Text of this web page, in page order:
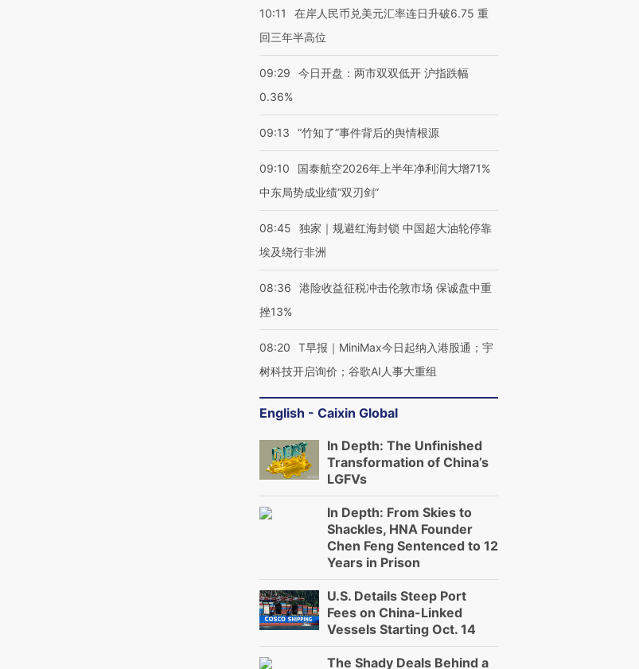
10:11
在岸人民币兑美元汇率连日升破6.75 重
回三年半高位
09:29
今日开盘：两市双双低开 沪指跌幅
0.36%
09:13 “竹知了”事件背后的舆情根源
09:10
国泰航空2026年上半年净利润大增71%
中东局势成业绩“双刃剑”
08:45
独家｜规避红海封锁 中国超大油轮停靠
埃及绕行非洲
08:36
港险收益征税冲击伦敦市场 保诚盘中重
挫13%
08:20
T早报｜MiniMax今日起纳入港股通；宇
树科技开启询价；谷歌AI人事大重组
English - Caixin Global
In Depth: The Unfinished
Transformation of China’s
LGFVs
In Depth: From Skies to
Shackles, HNA Founder
Chen Feng Sentenced to 12
Years in Prison
U.S. Details Steep Port
Fees on China-Linked
Vessels Starting Oct. 14
The Shady Deals Behind a